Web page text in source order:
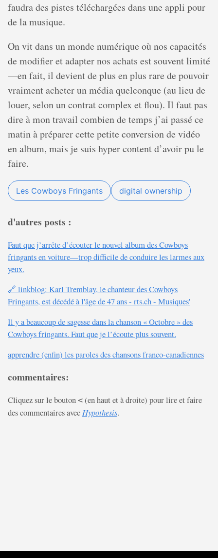
faudra des pistes téléchargées dans une appli pour
de la musique.
On vit dans un monde numérique où nos capacités
de modifier et adapter nos achats est souvent limité
—en fait, il devient de plus en plus rare de pouvoir
vraiment acheter un média quelconque (au lieu de
louer, selon un contrat complex et flou). Il faut pas
dire à mon travail combien de temps j’ai passé ce
matin à préparer cette petite conversion de vidéo
en album, mais je suis hyper content d’avoir pu le
faire.
Les Cowboys Fringants digital ownership
d'autres posts :
Faut que j’arrête d’écouter le nouvel album des Cowboys
fringants en voiture—trop difficile de conduire les larmes aux
yeux.
🔗 linkblog: Karl Tremblay, le chanteur des Cowboys
Fringants, est décédé à l'âge de 47 ans - rts.ch - Musiques'
Il y a beaucoup de sagesse dans la chanson « Octobre » des
Cowboys fringants. Faut que je l’écoute plus souvent.
apprendre (enfin) les paroles des chansons franco-canadiennes
commentaires:
Cliquez sur le bouton < (en haut et à droite) pour lire et faire
des commentaires avec Hypothesis.